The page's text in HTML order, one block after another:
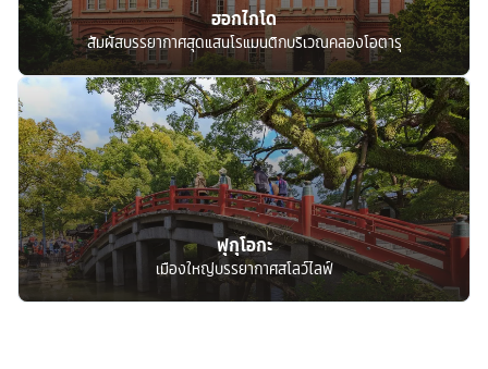
ฮอกไกโด
สัมผัสบรรยากาศสุดแสนโรแมนติกบริเวณคลองโอตารุ
ฟุกุโอกะ
เมืองใหญ่บรรยากาศสโลว์ไลฟ์